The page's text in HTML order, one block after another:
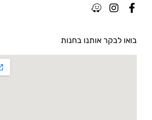
בואו לבקר אותנו בחנות